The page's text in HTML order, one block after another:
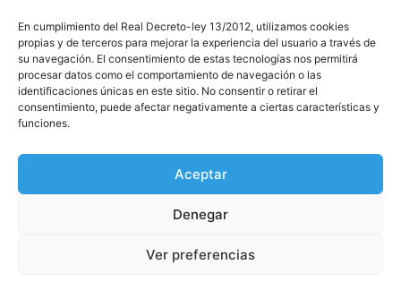
En cumplimiento del Real Decreto-ley 13/2012, utilizamos cookies
propias y de terceros para mejorar la experiencia del usuario a través de
su navegación. El consentimiento de estas tecnologías nos permitirá
procesar datos como el comportamiento de navegación o las
identificaciones únicas en este sitio. No consentir o retirar el
consentimiento, puede afectar negativamente a ciertas características y
funciones.
Aceptar
Denegar
Ver preferencias
bandas homenaje en directo.
© 2026 Todos los derechos reservados